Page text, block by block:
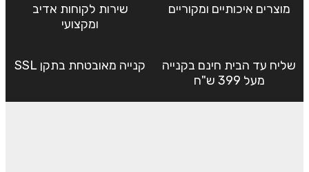
מוצרים איכותיים ומקוריים
שירות לקוחות אדיב
ומקצועי
שליח עד הבית חינם בקנייה
מעל 399 ש"ח
קנייה מאובטחת בתקן SSL